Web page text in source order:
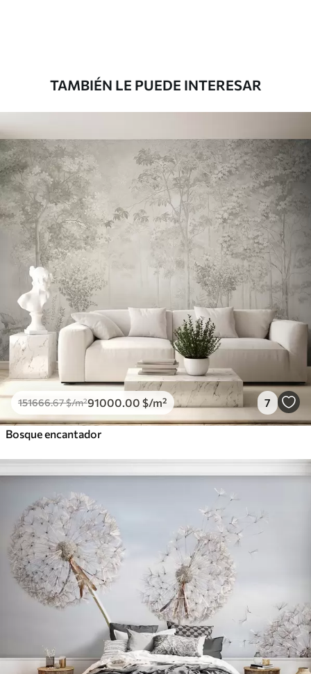
199833.33119900.00$/m²
TAMBIÉN LE PUEDE INTERESAR
151666.67$/m²91000.00 $/m² 7
Bosque encantador